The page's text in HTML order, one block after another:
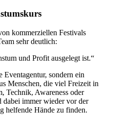
kommerziellen Festivals
sehr deutlich:
und Profit ausgelegt ist.“
Eventagentur, sondern ein
Menschen, die viel Freizeit in
Technik, Awareness oder
immer wieder vor der
helfende Hände zu finden.